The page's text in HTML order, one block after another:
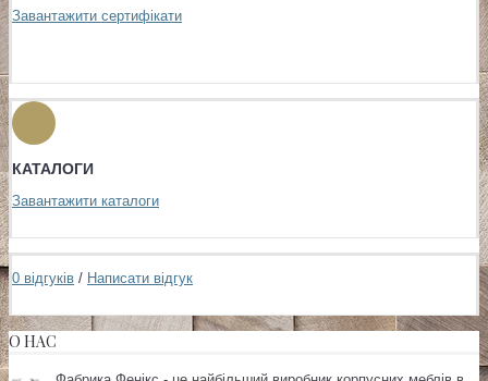
Завантажити сертифікати
КАТАЛОГИ
Завантажити каталоги
0 відгуків / Написати відгук
О НАС